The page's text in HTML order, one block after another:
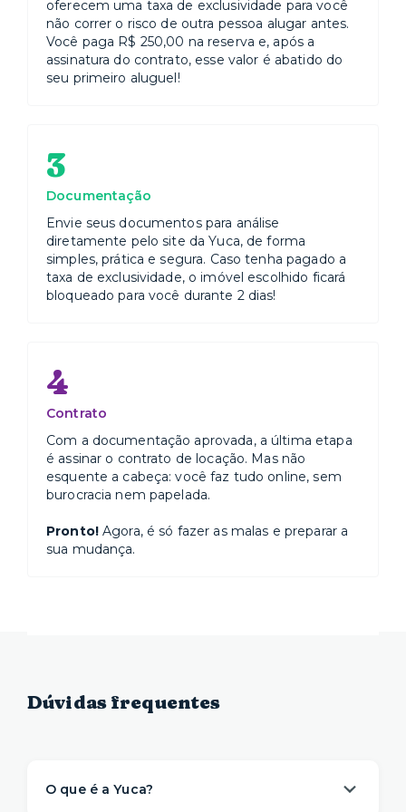
oferecem uma taxa de exclusividade para você
não correr o risco de outra pessoa alugar antes.
Você paga R$ 250,00 na reserva e, após a
assinatura do contrato, esse valor é abatido do
seu primeiro aluguel!
3
Documentação
Envie seus documentos para análise
diretamente pelo site da Yuca, de forma
simples, prática e segura. Caso tenha pagado a
taxa de exclusividade, o imóvel escolhido ficará
bloqueado para você durante 2 dias!
4
Contrato
Com a documentação aprovada, a última etapa
é assinar o contrato de locação. Mas não
esquente a cabeça: você faz tudo online, sem
burocracia nem papelada.
Pronto!Agora, é só fazer as malas e preparar a
sua mudança.
Dúvidas frequentes
O que é a Yuca?